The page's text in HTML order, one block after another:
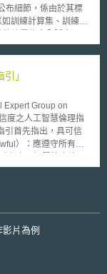
適當的接取管制措
of investment）逐
。 4. 管制建議強烈
布細節，係由於其標
訓練計算集、訓練方
有其技術優勢，因不
侵害其專利，而面臨
使企業得
競爭者於專利申請前
域的保護策略中的關
）
」
Group on
度之人工智慧倫理指
引首先指出，具可信
）：應遵守所有適
面觀之，避免人工智
系統互動之個人，仍
社會文化技能與認
統運行環境應具備安
片為例